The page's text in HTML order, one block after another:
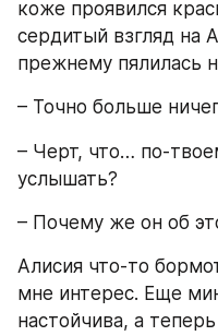
коже проявился
сердитый взгляд на
прежнему пялилась
– Точно больше
– Черт, что… по-
услышать?
– Почему же он об
Алисия что-то
мне интерес. Еще
настойчива, а